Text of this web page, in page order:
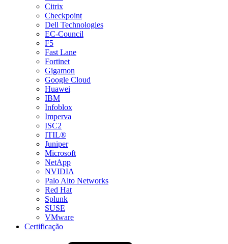
Citrix
Checkpoint
Dell Technologies
EC-Council
F5
Fast Lane
Fortinet
Gigamon
Google Cloud
Huawei
IBM
Infoblox
Imperva
ISC2
ITIL®
Juniper
Microsoft
NetApp
NVIDIA
Palo Alto Networks
Red Hat
Splunk
SUSE
VMware
Certificação